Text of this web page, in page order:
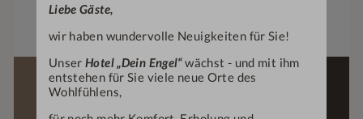
Liebe Gäste,
wir haben wundervolle Neuigkeiten für Sie!
UnserHotel „Dein Engel“wächst - und mit ihm
entstehen für Sie viele neue Orte des
Wohlfühlens,
1-2
ZIMMER
ANFRAGEN